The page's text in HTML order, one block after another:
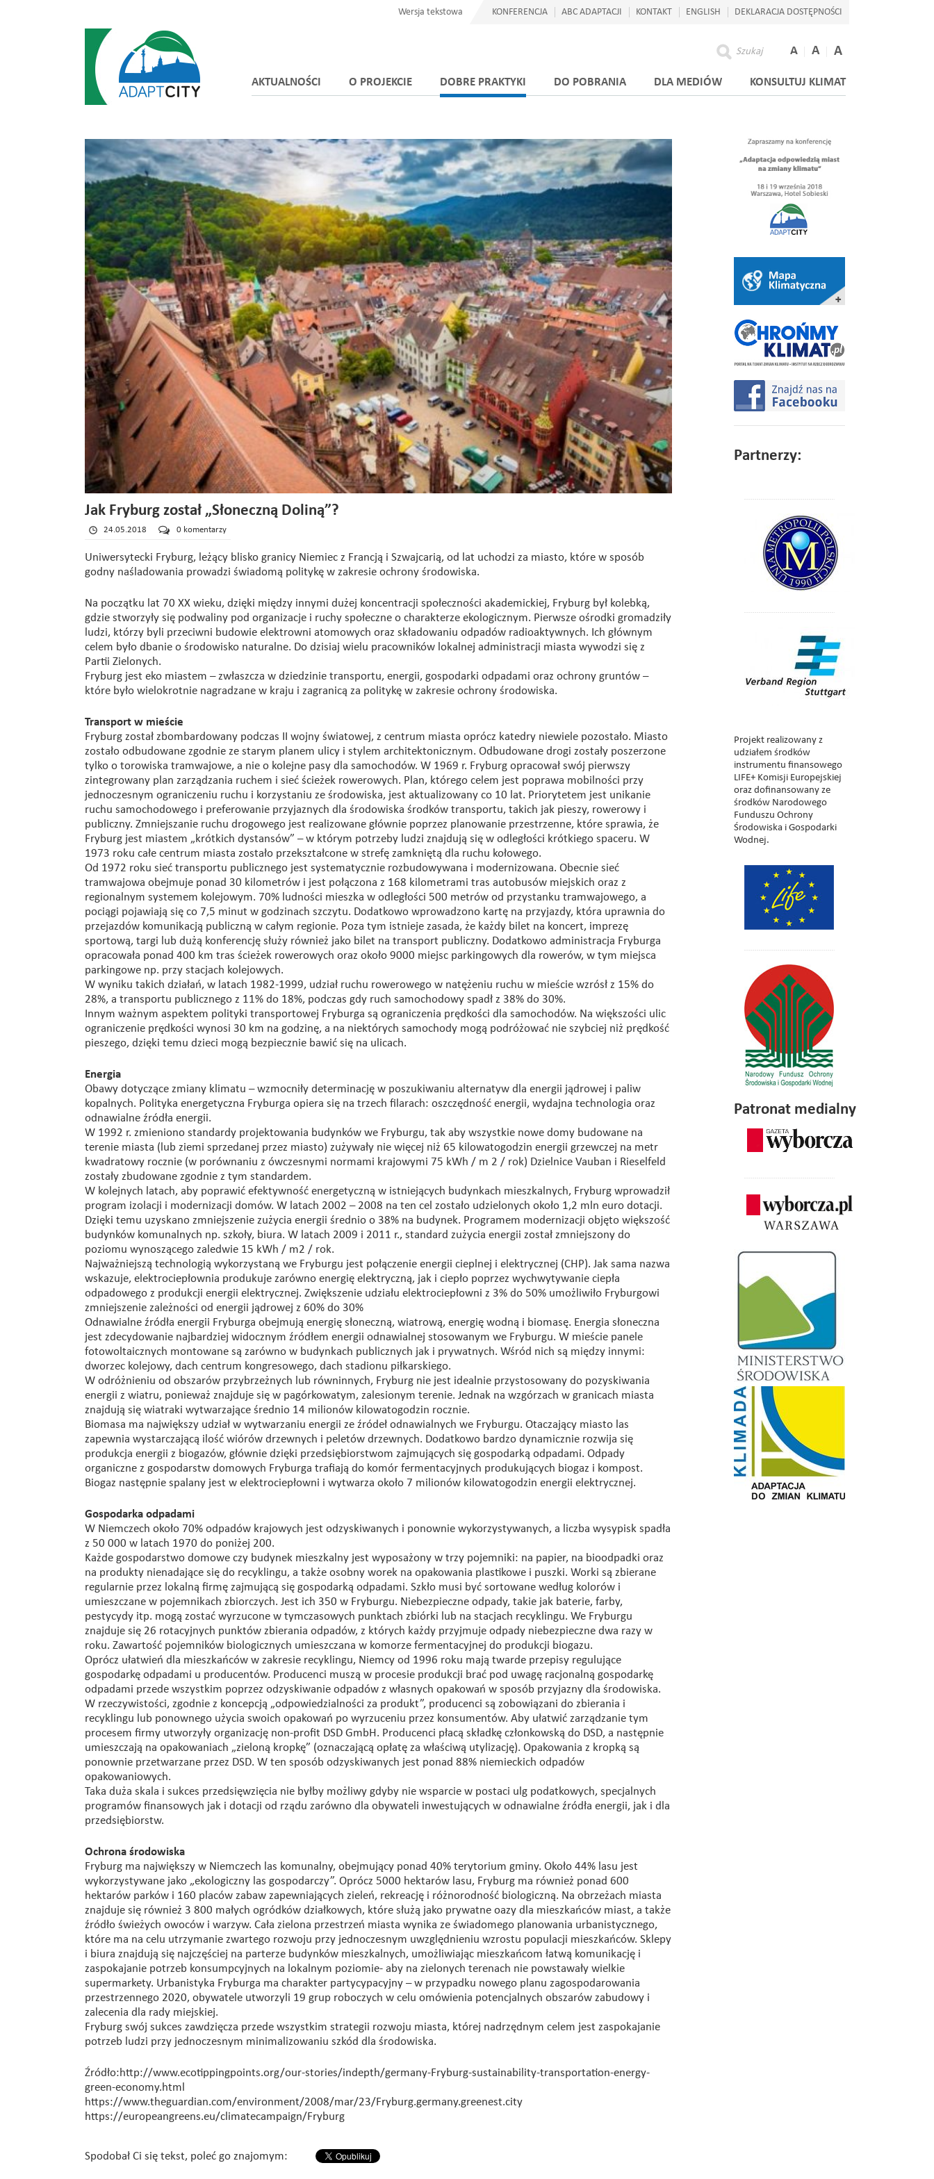
KONFERENCJA ABC ADAPTACJI KONTAKT ENGLISH DEKLARACJA DOSTĘPNOŚCI
A A A
Wersja tekstowa
Szukaj
AKTUALNOŚCI O PROJEKCIE DOBRE PRAKTYKI DO POBRANIA DLA MEDIÓW KONSULTUJ KLIMAT
Jak Fryburg został „Słoneczną Doliną”?
24.05.2018 0 komentarzy
Uniwersytecki Fryburg, leżący blisko granicy Niemiec z Francją i Szwajcarią, od lat uchodzi za miasto, które w sposób
godny naśladowania prowadzi świadomą politykę w zakresie ochrony środowiska.
Na początku lat 70 XX wieku, dzięki między innymi dużej koncentracji społeczności akademickiej, Fryburg był kolebką,
gdzie stworzyły się podwaliny pod organizacje i ruchy społeczne o charakterze ekologicznym. Pierwsze ośrodki gromadziły
ludzi, którzy byli przeciwni budowie elektrowni atomowych oraz składowaniu odpadów radioaktywnych. Ich głównym
celem było dbanie o środowisko naturalne. Do dzisiaj wielu pracowników lokalnej administracji miasta wywodzi się z
Partii Zielonych.
Fryburg jest eko miastem – zwłaszcza w dziedzinie transportu, energii, gospodarki odpadami oraz ochrony gruntów –
które było wielokrotnie nagradzane w kraju i zagranicą za politykę w zakresie ochrony środowiska.
Transport w mieście
Fryburg został zbombardowany podczas II wojny światowej, z centrum miasta oprócz katedry niewiele pozostało. Miasto
zostało odbudowane zgodnie ze starym planem ulicy i stylem architektonicznym. Odbudowane drogi zostały poszerzone
tylko o torowiska tramwajowe, a nie o kolejne pasy dla samochodów. W 1969 r. Fryburg opracował swój pierwszy
zintegrowany plan zarządzania ruchem i sieć ścieżek rowerowych. Plan, którego celem jest poprawa mobilności przy
jednoczesnym ograniczeniu ruchu i korzystaniu ze środowiska, jest aktualizowany co 10 lat. Priorytetem jest unikanie
ruchu samochodowego i preferowanie przyjaznych dla środowiska środków transportu, takich jak pieszy, rowerowy i
publiczny. Zmniejszanie ruchu drogowego jest realizowane głównie poprzez planowanie przestrzenne, które sprawia, że
Fryburg jest miastem „krótkich dystansów” – w którym potrzeby ludzi znajdują się w odległości krótkiego spaceru. W
1973 roku całe centrum miasta zostało przekształcone w strefę zamkniętą dla ruchu kołowego.
Od 1972 roku sieć transportu publicznego jest systematycznie rozbudowywana i modernizowana. Obecnie sieć
tramwajowa obejmuje ponad 30 kilometrów i jest połączona z 168 kilometrami tras autobusów miejskich oraz z
regionalnym systemem kolejowym. 70% ludności mieszka w odległości 500 metrów od przystanku tramwajowego, a
pociągi pojawiają się co 7,5 minut w godzinach szczytu. Dodatkowo wprowadzono kartę na przyjazdy, która uprawnia do
przejazdów komunikacją publiczną w całym regionie. Poza tym istnieje zasada, że każdy bilet na koncert, imprezę
sportową, targi lub dużą konferencję służy również jako bilet na transport publiczny. Dodatkowo administracja Fryburga
opracowała ponad 400 km tras ścieżek rowerowych oraz około 9000 miejsc parkingowych dla rowerów, w tym miejsca
parkingowe np. przy stacjach kolejowych.
W wyniku takich działań, w latach 1982-1999, udział ruchu rowerowego w natężeniu ruchu w mieście wzrósł z 15% do
28%, a transportu publicznego z 11% do 18%, podczas gdy ruch samochodowy spadł z 38% do 30%.
Innym ważnym aspektem polityki transportowej Fryburga są ograniczenia prędkości dla samochodów. Na większości ulic
ograniczenie prędkości wynosi 30 km na godzinę, a na niektórych samochody mogą podróżować nie szybciej niż prędkość
pieszego, dzięki temu dzieci mogą bezpiecznie bawić się na ulicach.
Energia
Obawy dotyczące zmiany klimatu – wzmocniły determinację w poszukiwaniu alternatyw dla energii jądrowej i paliw
kopalnych. Polityka energetyczna Fryburga opiera się na trzech filarach: oszczędność energii, wydajna technologia oraz
odnawialne źródła energii.
W 1992 r. zmieniono standardy projektowania budynków we Fryburgu, tak aby wszystkie nowe domy budowane na
terenie miasta (lub ziemi sprzedanej przez miasto) zużywały nie więcej niż 65 kilowatogodzin energii grzewczej na metr
kwadratowy rocznie (w porównaniu z ówczesnymi normami krajowymi 75 kWh / m 2 / rok) Dzielnice Vauban i Rieselfeld
zostały zbudowane zgodnie z tym standardem.
W kolejnych latach, aby poprawić efektywność energetyczną w istniejących budynkach mieszkalnych, Fryburg wprowadził
program izolacji i modernizacji domów. W latach 2002 – 2008 na ten cel zostało udzielonych około 1,2 mln euro dotacji.
Dzięki temu uzyskano zmniejszenie zużycia energii średnio o 38% na budynek. Programem modernizacji objęto większość
budynków komunalnych np. szkoły, biura. W latach 2009 i 2011 r., standard zużycia energii został zmniejszony do
poziomu wynoszącego zaledwie 15 kWh / m2 / rok.
Najważniejszą technologią wykorzystaną we Fryburgu jest połączenie energii cieplnej i elektrycznej (CHP). Jak sama nazwa
wskazuje, elektrociepłownia produkuje zarówno energię elektryczną, jak i ciepło poprzez wychwytywanie ciepła
odpadowego z produkcji energii elektrycznej. Zwiększenie udziału elektrociepłowni z 3% do 50% umożliwiło Fryburgowi
zmniejszenie zależności od energii jądrowej z 60% do 30%
Odnawialne źródła energii Fryburga obejmują energię słoneczną, wiatrową, energię wodną i biomasę. Energia słoneczna
jest zdecydowanie najbardziej widocznym źródłem energii odnawialnej stosowanym we Fryburgu. W mieście panele
fotowoltaicznych montowane są zarówno w budynkach publicznych jak i prywatnych. Wśród nich są między innymi:
dworzec kolejowy, dach centrum kongresowego, dach stadionu piłkarskiego.
W odróżnieniu od obszarów przybrzeżnych lub równinnych, Fryburg nie jest idealnie przystosowany do pozyskiwania
energii z wiatru, ponieważ znajduje się w pagórkowatym, zalesionym terenie. Jednak na wzgórzach w granicach miasta
znajdują się wiatraki wytwarzające średnio 14 milionów kilowatogodzin rocznie.
Biomasa ma największy udział w wytwarzaniu energii ze źródeł odnawialnych we Fryburgu. Otaczający miasto las
zapewnia wystarczającą ilość wiórów drzewnych i peletów drzewnych. Dodatkowo bardzo dynamicznie rozwija się
produkcja energii z biogazów, głównie dzięki przedsiębiorstwom zajmujących się gospodarką odpadami. Odpady
organiczne z gospodarstw domowych Fryburga trafiają do komór fermentacyjnych produkujących biogaz i kompost.
Biogaz następnie spalany jest w elektrociepłowni i wytwarza około 7 milionów kilowatogodzin energii elektrycznej.
Gospodarka odpadami
W Niemczech około 70% odpadów krajowych jest odzyskiwanych i ponownie wykorzystywanych, a liczba wysypisk spadła
z 50 000 w latach 1970 do poniżej 200.
Każde gospodarstwo domowe czy budynek mieszkalny jest wyposażony w trzy pojemniki: na papier, na bioodpadki oraz
na produkty nienadające się do recyklingu, a także osobny worek na opakowania plastikowe i puszki. Worki są zbierane
regularnie przez lokalną firmę zajmującą się gospodarką odpadami. Szkło musi być sortowane według kolorów i
umieszczane w pojemnikach zbiorczych. Jest ich 350 w Fryburgu. Niebezpieczne odpady, takie jak baterie, farby,
pestycydy itp. mogą zostać wyrzucone w tymczasowych punktach zbiórki lub na stacjach recyklingu. We Fryburgu
znajduje się 26 rotacyjnych punktów zbierania odpadów, z których każdy przyjmuje odpady niebezpieczne dwa razy w
roku. Zawartość pojemników biologicznych umieszczana w komorze fermentacyjnej do produkcji biogazu.
Oprócz ułatwień dla mieszkańców w zakresie recyklingu, Niemcy od 1996 roku mają twarde przepisy regulujące
gospodarkę odpadami u producentów. Producenci muszą w procesie produkcji brać pod uwagę racjonalną gospodarkę
odpadami przede wszystkim poprzez odzyskiwanie odpadów z własnych opakowań w sposób przyjazny dla środowiska.
W rzeczywistości, zgodnie z koncepcją „odpowiedzialności za produkt”, producenci są zobowiązani do zbierania i
recyklingu lub ponownego użycia swoich opakowań po wyrzuceniu przez konsumentów. Aby ułatwić zarządzanie tym
procesem firmy utworzyły organizację non-profit DSD GmbH. Producenci płacą składkę członkowską do DSD, a następnie
umieszczają na opakowaniach „zieloną kropkę” (oznaczającą opłatę za właściwą utylizację). Opakowania z kropką są
ponownie przetwarzane przez DSD. W ten sposób odzyskiwanych jest ponad 88% niemieckich odpadów
opakowaniowych.
Taka duża skala i sukces przedsięwzięcia nie byłby możliwy gdyby nie wsparcie w postaci ulg podatkowych, specjalnych
programów finansowych jak i dotacji od rządu zarówno dla obywateli inwestujących w odnawialne źródła energii, jak i dla
przedsiębiorstw.
Ochrona środowiska
Fryburg ma największy w Niemczech las komunalny, obejmujący ponad 40% terytorium gminy. Około 44% lasu jest
wykorzystywane jako „ekologiczny las gospodarczy”. Oprócz 5000 hektarów lasu, Fryburg ma również ponad 600
hektarów parków i 160 placów zabaw zapewniających zieleń, rekreację i różnorodność biologiczną. Na obrzeżach miasta
znajduje się również 3 800 małych ogródków działkowych, które służą jako prywatne oazy dla mieszkańców miast, a także
źródło świeżych owoców i warzyw. Cała zielona przestrzeń miasta wynika ze świadomego planowania urbanistycznego,
które ma na celu utrzymanie zwartego rozwoju przy jednoczesnym uwzględnieniu wzrostu populacji mieszkańców. Sklepy
i biura znajdują się najczęściej na parterze budynków mieszkalnych, umożliwiając mieszkańcom łatwą komunikację i
zaspokajanie potrzeb konsumpcyjnych na lokalnym poziomie- aby na zielonych terenach nie powstawały wielkie
supermarkety. Urbanistyka Fryburga ma charakter partycypacyjny – w przypadku nowego planu zagospodarowania
przestrzennego 2020, obywatele utworzyli 19 grup roboczych w celu omówienia potencjalnych obszarów zabudowy i
zalecenia dla rady miejskiej.
Fryburg swój sukces zawdzięcza przede wszystkim strategii rozwoju miasta, której nadrzędnym celem jest zaspokajanie
potrzeb ludzi przy jednoczesnym minimalizowaniu szkód dla środowiska.
Źródło:http://www.ecotippingpoints.org/our-stories/indepth/germany-Fryburg-sustainability-transportation-energy-
green-economy.html
https://www.theguardian.com/environment/2008/mar/23/Fryburg.germany.greenest.city
https://europeangreens.eu/climatecampaign/Fryburg
Spodobał Ci się tekst, poleć go znajomym:
Partnerzy:
Projekt realizowany z
udziałem środków
instrumentu finansowego
LIFE+ Komisji Europejskiej
oraz dofinansowany ze
środków Narodowego
Funduszu Ochrony
Środowiska i Gospodarki
Wodnej.
Patronat medialny